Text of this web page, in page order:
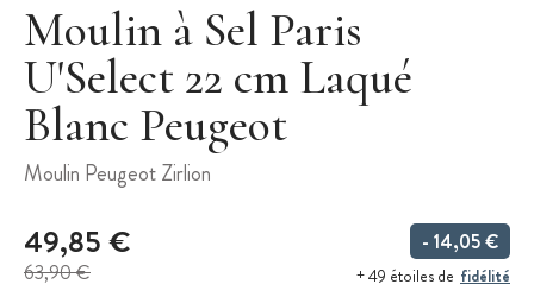
Moulin à Sel Paris
U'Select 22 cm Laqué
Blanc Peugeot
Moulin Peugeot Zirlion
49,85 €
63,90 €
- 14,05 €
+ 49 étoiles de fidélité